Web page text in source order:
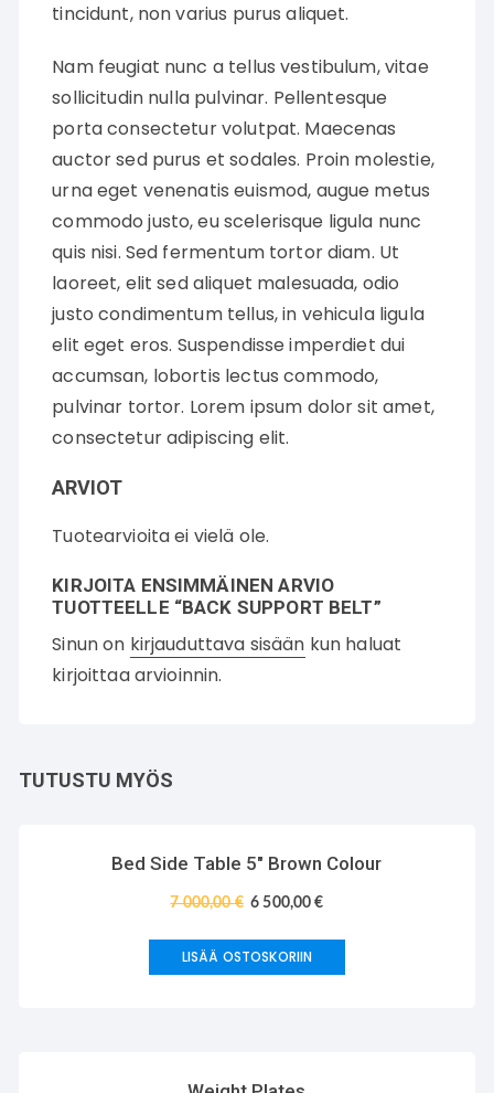
tincidunt, non varius purus aliquet.
Nam feugiat nunc a tellus vestibulum, vitae
sollicitudin nulla pulvinar. Pellentesque
porta consectetur volutpat. Maecenas
auctor sed purus et sodales. Proin molestie,
urna eget venenatis euismod, augue metus
commodo justo, eu scelerisque ligula nunc
quis nisi. Sed fermentum tortor diam. Ut
laoreet, elit sed aliquet malesuada, odio
justo condimentum tellus, in vehicula ligula
elit eget eros. Suspendisse imperdiet dui
accumsan, lobortis lectus commodo,
pulvinar tortor. Lorem ipsum dolor sit amet,
consectetur adipiscing elit.
ARVIOT
Tuotearvioita ei vielä ole.
KIRJOITA ENSIMMÄINEN ARVIO
TUOTTEELLE “BACK SUPPORT BELT”
Sinun on kirjauduttava sisään kun haluat
kirjoittaa arvioinnin.
TUTUSTU MYÖS
Bed Side Table 5″ Brown Colour
7 000,00€ 6 500,00€
LISÄÄ OSTOSKORIIN